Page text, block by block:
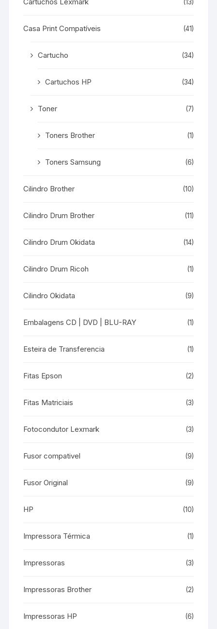
Cartuchos Lexmark (13)
Casa Print Compatíveis (41)
Cartucho (34)
Cartuchos HP (34)
Toner (7)
Toners Brother (1)
Toners Samsung (6)
Cilindro Brother (10)
Cilindro Drum Brother (11)
Cilindro Drum Okidata (14)
Cilindro Drum Ricoh (1)
Cilindro Okidata (9)
Embalagens CD | DVD | BLU-RAY (1)
Esteira de Transferencia (1)
Fitas Epson (2)
Fitas Matriciais (3)
Fotocondutor Lexmark (3)
Fusor compativel (9)
Fusor Original (9)
HP (10)
Impressora Térmica (1)
Impressoras (3)
Impressoras Brother (2)
Impressoras HP (6)